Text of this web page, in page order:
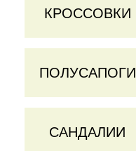
КРОССОВКИ
ПОЛУСАПОГИ
САНДАЛИИ